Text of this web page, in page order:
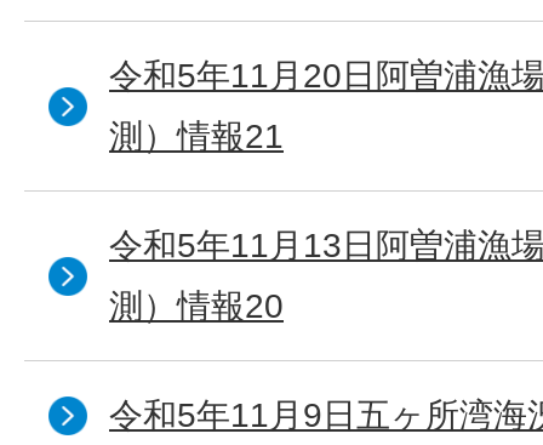
令和5年11月20日阿曽浦漁
測）情報21
令和5年11月13日阿曽浦漁
測）情報20
令和5年11月9日五ヶ所湾海